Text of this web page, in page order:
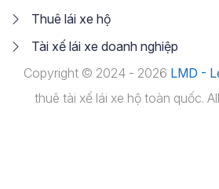
Thuê lái xe hộ
Tài xế lái xe doanh nghiệp
Copyright © 2024 - 2026 LMD -
thuê tài xế lái xe hộ toàn quốc.